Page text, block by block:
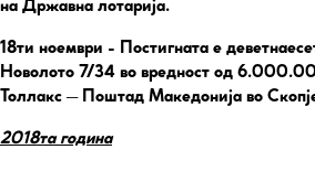
на Државна лотарија.
18ти ноември - Постигната е
Новолото 7/34 во вредност од
Толлакс – Поштад Македонија во
2018та година